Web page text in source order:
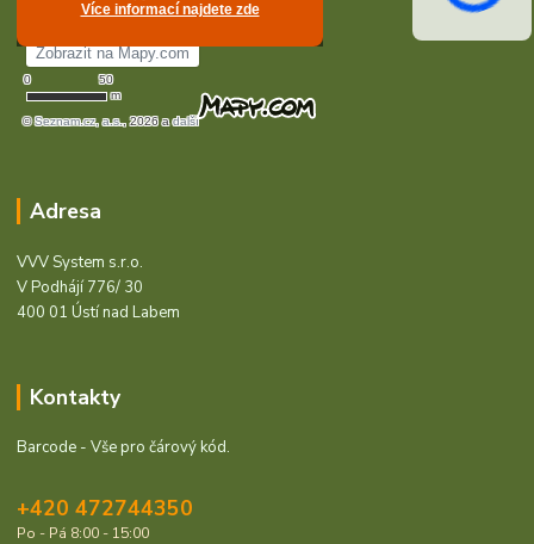
Adresa
VVV System s.r.o.
V Podhájí 776/ 30
400 01 Ústí nad Labem
Kontakty
Barcode - Vše pro čárový kód.
+420 472744350
Po - Pá 8:00 - 15:00